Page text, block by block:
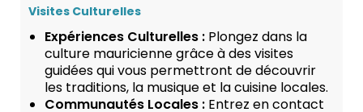
Visites Culturelles
Expériences Culturelles : Plongez dans la
culture mauricienne grâce à des visites
guidées qui vous permettront de découvrir
les traditions, la musique et la cuisine locales.
Communautés Locales : Entrez en contact